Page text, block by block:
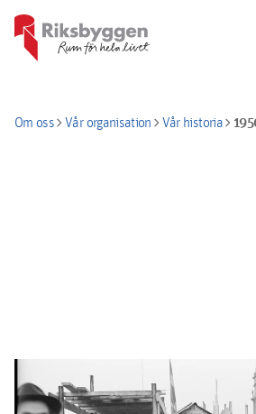
Om osschevron_rightVår organisationchevron_rightVår historiachevron_right
Rekordår och